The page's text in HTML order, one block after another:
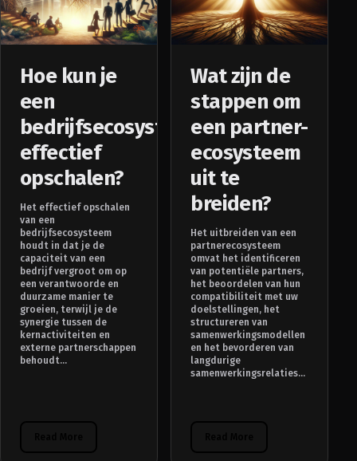
Hoe kun je
een
bedrijfsecosysteem
effectief
opschalen?
Het effectief opschalen
van een
bedrijfsecosysteem
houdt in dat je de
capaciteit van een
bedrijf vergroot om op
een verantwoorde en
duurzame manier te
groeien, terwijl je de
synergie tussen de
kernactiviteiten en
externe partnerschappen
behoudt...
Wat zijn de
stappen om
een partner-
ecosysteem
uit te
breiden?
Het uitbreiden van een
partnerecosysteem
omvat het identificeren
van potentiële partners,
het beoordelen van hun
compatibiliteit met uw
doelstellingen, het
structureren van
samenwerkingsmodellen
en het bevorderen van
langdurige
samenwerkingsrelaties...